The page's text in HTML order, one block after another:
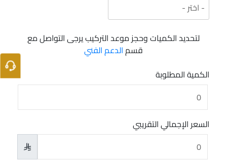
لتحديد الكميات وحجز موعد التركيب يرجى التواصل مع
قسمالدعم الفني
الكمية المطلوبة
السعر الإجمالي التقريبي
